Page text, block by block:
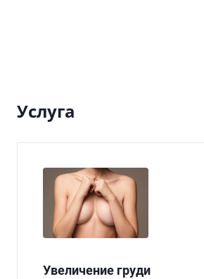
Услуга
Увеличение груди